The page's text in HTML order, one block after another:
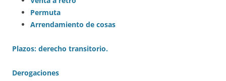
Permuta
Arrendamiento de cosas
Plazos: derecho transitorio.
Derogaciones